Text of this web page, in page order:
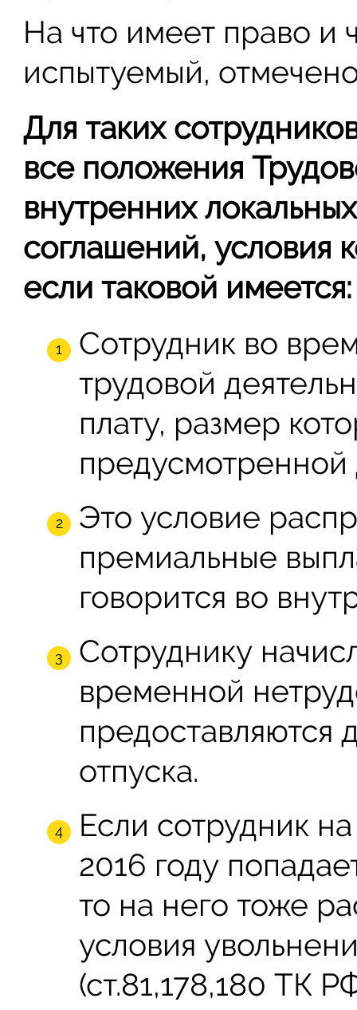
На что имеет право и
испытуемый,
Для таких
все положения
внутренних
соглашений, условия
если таковой имеется:
Сотрудник во
трудовой
плату, размер
предусмотренной
Это условие
премиальные
говорится во
Сотруднику
временной
предоставляются
отпуска.
Если сотрудник
2016 году
то на него тоже
условия
(ст.81,178,180 ТК